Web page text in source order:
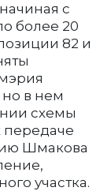
с
более 20
82 и
в нем
схемы
передаче
Шмакова
участка.